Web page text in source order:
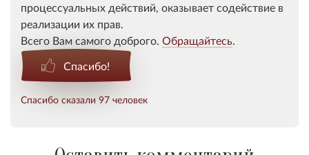
процессуальных действий, оказывает содействие в
реализации их прав.
Всего Вам самого доброго. Обращайтесь.
Спасибо!
Спасибо сказали 97 человек